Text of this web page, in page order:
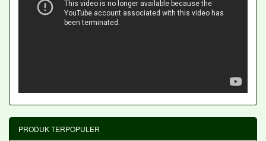
PRODUK TERPOPULER